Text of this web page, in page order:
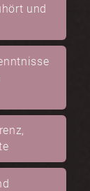
und